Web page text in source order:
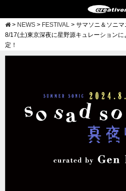
> NEWS > FESTIVAL > サマソニ＆ソニマ
8/17(土)東京深夜に星野源キュレーション
定！